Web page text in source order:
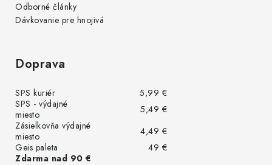
Odborné články
Dávkovanie pre hnojivá
Doprava
SPS kuriér
5,99 €
SPS - výdajné
miesto
5,49 €
Zásielkovňa výdajné
miesto
4,49 €
Geis paleta
49 €
Zdarma nad 90 €